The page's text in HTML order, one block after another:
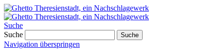
Suche
Suche
Suche
Navigation überspringen